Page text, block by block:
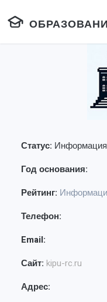
Статус:
Год основания:
Рейтинг:
Телефон:
Email:
Сайт: kipu-rc.ru
Адрес: